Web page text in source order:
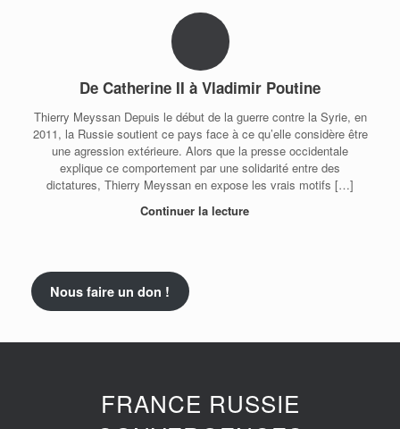
De Catherine II à Vladimir Poutine
Thierry Meyssan Depuis le début de la guerre contre la Syrie, en
2011, la Russie soutient ce pays face à ce qu’elle considère être
une agression extérieure. Alors que la presse occidentale
explique ce comportement par une solidarité entre des
dictatures, Thierry Meyssan en expose les vrais motifs […]
Continuer la lecture
Nous faire un don !
FRANCE RUSSIE